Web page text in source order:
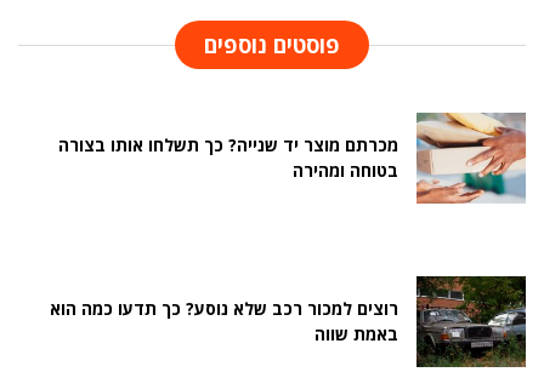
פוסטים נוספים
מכרתם מוצר יד שנייה? כך תשלחו אותו בצורה
בטוחה ומהירה
רוצים למכור רכב שלא נוסע? כך תדעו כמה הוא
באמת שווה